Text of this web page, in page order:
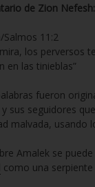
de Zion Nefesh:
Salmos 11:2
los perversos
en las tinieblas”
fueron
y sus seguidores
malvada, usando
Amalek se puede
como una serpiente